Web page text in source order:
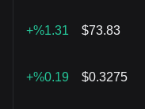
$73.83
%1.31+
$0.3275
%0.19+